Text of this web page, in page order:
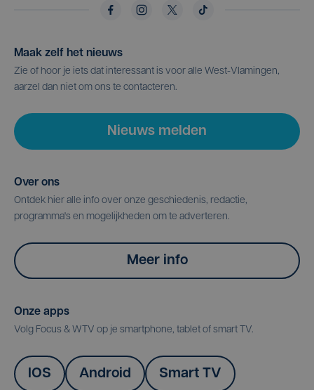
Maak zelf het nieuws
Zie of hoor je iets dat interessant is voor alle West-Vlamingen,
aarzel dan niet om ons te contacteren.
Nieuws melden
Over ons
Ontdek hier alle info over onze geschiedenis, redactie,
programma's en mogelijkheden om te adverteren.
Meer info
Onze apps
Volg Focus & WTV op je smartphone, tablet of smart TV.
IOS Android Smart TV